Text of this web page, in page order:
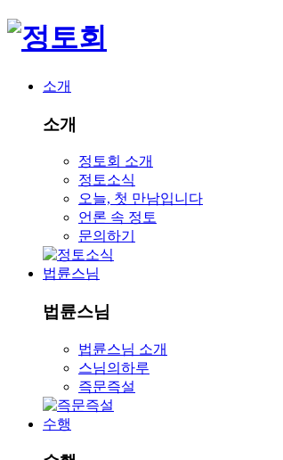
소개
소개
정토회 소개
정토소식
오늘, 첫 만남입니다
언론 속 정토
문의하기
법륜스님
법륜스님
법륜스님 소개
스님의하루
즉문즉설
수행